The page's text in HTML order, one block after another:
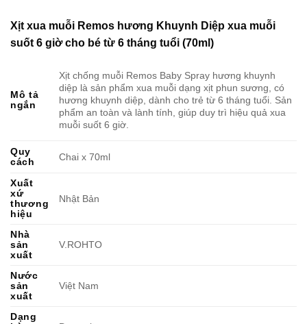
Xịt xua muỗi Remos hương Khuynh Diệp xua muỗi
suốt 6 giờ cho bé từ 6 tháng tuổi (70ml)
Mô tả
ngắn
Xịt chống muỗi Remos Baby Spray hương khuynh
diệp là sản phẩm xua muỗi dạng xịt phun sương, có
hương khuynh diệp, dành cho trẻ từ 6 tháng tuổi. Sản
phẩm an toàn và lành tính, giúp duy trì hiệu quả xua
muỗi suốt 6 giờ.
Quy
cách
Chai x 70ml
Xuất
xứ
thương
hiệu
Nhật Bản
Nhà
sản
xuất
V.ROHTO
Nước
sản
xuất
Việt Nam
Dạng